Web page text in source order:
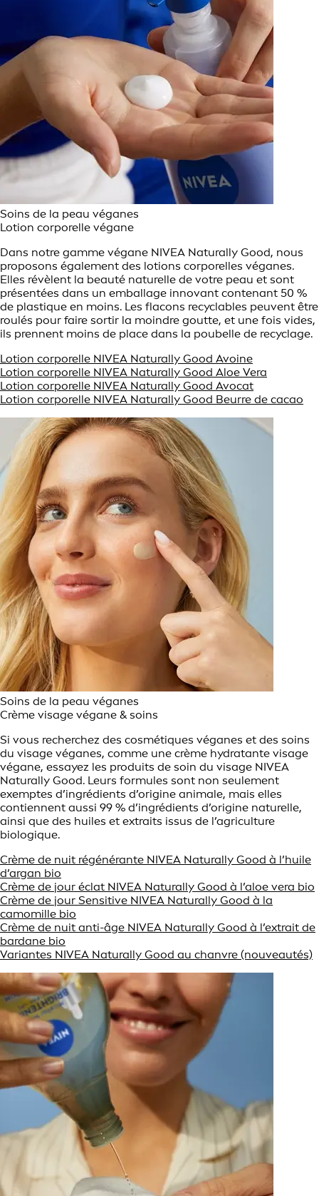
Soins de la peau véganes
Lotion corporelle végane
Dans notre gamme végane NIVEA Naturally Good, nous
proposons également des lotions corporelles véganes.
Elles révèlent la beauté naturelle de votre peau et sont
présentées dans un emballage innovant contenant 50 %
de plastique en moins. Les flacons recyclables peuvent être
roulés pour faire sortir la moindre goutte, et une fois vides,
ils prennent moins de place dans la poubelle de recyclage.
Lotion corporelle NIVEA Naturally Good Avoine
Lotion corporelle NIVEA Naturally Good Aloe Vera
Lotion corporelle NIVEA Naturally Good Avocat
Lotion corporelle NIVEA Naturally Good Beurre de cacao
Soins de la peau véganes
Crème visage végane & soins
Si vous recherchez des cosmétiques véganes et des soins
du visage véganes, comme une crème hydratante visage
végane, essayez les produits de soin du visage NIVEA
Naturally Good. Leurs formules sont non seulement
exemptes d’ingrédients d’origine animale, mais elles
contiennent aussi 99 % d’ingrédients d’origine naturelle,
ainsi que des huiles et extraits issus de l’agriculture
biologique.
Crème de nuit régénérante NIVEA Naturally Good à l’huile
d’argan bio
Crème de jour éclat NIVEA Naturally Good à l’aloe vera bio
Crème de jour Sensitive NIVEA Naturally Good à la
camomille bio
Crème de nuit anti-âge NIVEA Naturally Good à l’extrait de
bardane bio
Variantes NIVEA Naturally Good au chanvre (nouveautés)